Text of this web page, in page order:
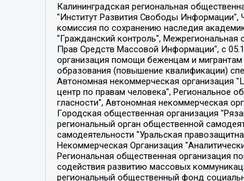
Калининградская региональная общественная организация "Экозащита!-Женсовет", Фонд содействия защите прав и свобод граждан "Общественный вердикт", Фонд "Институт Развития Свободы Информации", Частное учреждение "Информационное агентство МЕМО. РУ", Региональная общественная организация "Общественная комиссия по сохранению наследия академика Сахарова", Фонд поддержки свободы прессы, Санкт-Петербургская общественная правозащитная организация "Гражданский контроль", Межрегиональная общественная организация "Информационно-просветительский центр "Мемориал", Региональный Фонд "Центр Защиты Прав Средств Массовой Информации", с 05.12.2023 Фонд "Центр Защиты Прав Средств массовой информации", Региональная общественная благотворительная организация помощи беженцам и мигрантам "Гражданское содействие", Негосударственное образовательное учреждение дополнительного профессионального образования (повышение квалификации) специалистов "АКАДЕМИЯ ПО ПРАВАМ ЧЕЛОВЕКА", Свердловская региональная общественная организация "Сутяжник", Автономная некоммерческая организация "Центр независимых социологических исследований", Союз общественных объединений "Российский исследовательский центр по правам человека", Региональное общественное учреждение научно-информационный центр "МЕМОРИАЛ", Некоммерческая организация "Фонд защиты гласности", Автономная некоммерческая организация "Институт прав человека", Городская общественная организация "Екатеринбургское общество "МЕМОРИАЛ", Городская общественная организация "Рязанское историко-просветительское и правозащитное общество "Мемориал" (Рязанский Мемориал), Челябинский региональный орган общественной самодеятельности – женское общественное объединение "Женщины Евразии", Челябинский региональный орган общественной самодеятельности "Уральская правозащитная группа", Фонд содействия защите здоровья и социальной справедливости имени Андрея Рылькова, Автономная Некоммерческая Организация "Аналитический Центр Юрия Левады", Автономная некоммерческая организация социальной поддержки населения "Проект Апрель", Региональная общественная организация помощи женщинам и детям, находящимся в кризисной ситуации "Информационно-методический центр "Анна", Фонд содействия развитию массовых коммуникаций и правовому просвещению "Так-так-Так", Фонд содействия устойчивому развитию "Серебряная тайга", Свердловский региональный общественный фонд социальных проектов "Новое время", "Idel.Реалии", Кавказ.Реалии, Крым.Реалии, Телеканал Настоящее Время, Татаро-башкирская служба Радио Свобода (Azatliq Radiosi), Радио Свободная Европа/Радио Свобода (PCE/PC), "Сибирь.Реалии",